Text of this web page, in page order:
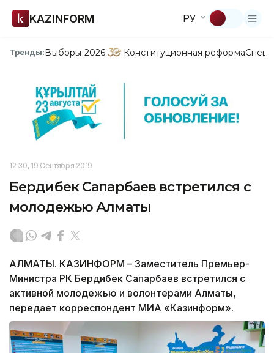
KAZINFORM РУ
Тренды:Выборы-2026 Конституционная реформа
12:30, 19 Сентября 2019
Бердибек Сапарбаев встретился с
молодежью Алматы
АЛМАТЫ. КАЗИНФОРМ – Заместитель Премьер-
Министра РК Бердибек Сапарбаев встретился с
активной молодежью и волонтерами Алматы,
передает корреспондент МИА «Казинформ».